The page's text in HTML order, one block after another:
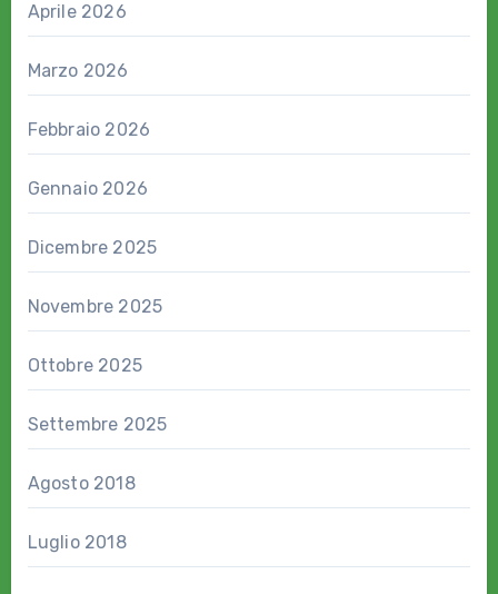
Aprile 2026
Marzo 2026
Febbraio 2026
Gennaio 2026
Dicembre 2025
Novembre 2025
Ottobre 2025
Settembre 2025
Agosto 2018
Luglio 2018